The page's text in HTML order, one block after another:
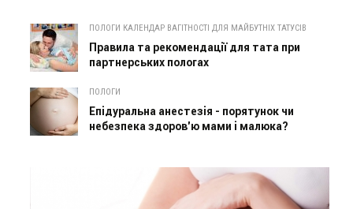
ПОЛОГИ КАЛЕНДАР ВАГІТНОСТІ ДЛЯ МАЙБУТНІХ ТАТУСІВ
Правила та рекомендації для тата при
партнерських пологах
ПОЛОГИ
Епідуральна анестезія - порятунок чи
небезпека здоров'ю мами і малюка?